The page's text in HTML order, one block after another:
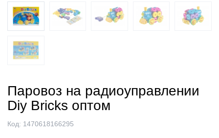
ХИТ
Паровоз на радиоуправлении
Diy Bricks оптом
Код: 1470618166295